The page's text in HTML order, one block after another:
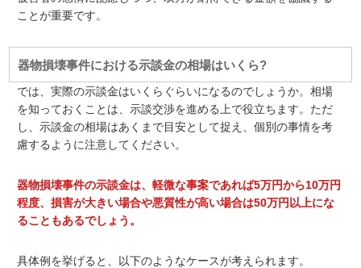
ことが重要です。
器物損壊事件における示談金の相場はいくら?
では、実際の示談金はいくらぐらいになるのでしょうか。相場
を知っておくことは、示談交渉を進める上で役立ちます。ただ
し、示談金の相場はあくまで目安として捉え、個別の事情を考
慮するように注意してください。
器物損壊事件の示談金は、軽微な事案であれば5万円から10万円
程度、損害が大きい場合や悪質性が高い場合は50万円以上にな
ることもあるでしょう。
具体例を挙げると、以下のようなケースが考えられます。